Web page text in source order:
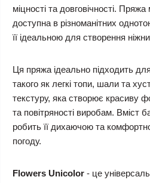
міцності та довговічності.
доступна в різноманітних
її ідеальною для створення
Ця пряжа ідеально підходить
такого як легкі топи, шали та
текстуру, яка створює красиву
та повітряності виробам. Вміст
робить її дихаючою та
погоду.
Flowers Unicolor - це